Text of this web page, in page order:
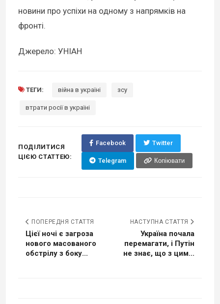
новини про успіхи на одному з напрямків на
фронті.
Джерело: УНІАН
ТЕГИ: війна в україні зсу
втрати росії в україні
ПОДІЛИТИСЯ
ЦІЄЮ СТАТТЕЮ:
Facebook Twitter
Telegram Копіювати
ПОПЕРЕДНЯ СТАТТЯ
Цієї ночі є загроза
нового масованого
обстрілу з боку...
НАСТУПНА СТАТТЯ
Україна почала
перемагати, і Путін
не знає, що з цим...